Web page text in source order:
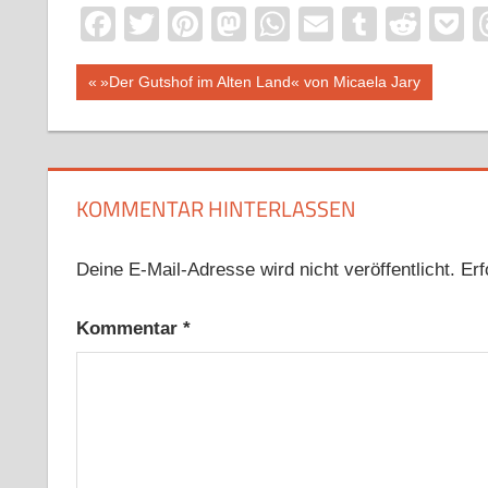
Facebook
TwitterPinterest
Mastodon
WhatsApp
EmailTumblr
Beitragsnavigation
Vorheriger
»Der Gutshof im Alten Land« von Micaela Jary
KOMMENTAR HINTERLASSEN
Deine E-Mail-Adresse wird nicht veröffentlicht.
Kommentar *